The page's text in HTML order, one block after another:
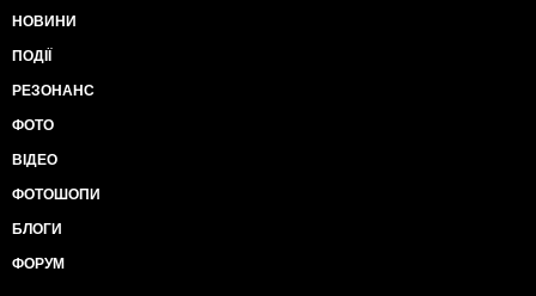
НОВИНИ
ПОДІЇ
РЕЗОНАНС
ФОТО
ВІДЕО
ФОТОШОПИ
БЛОГИ
ФОРУМ